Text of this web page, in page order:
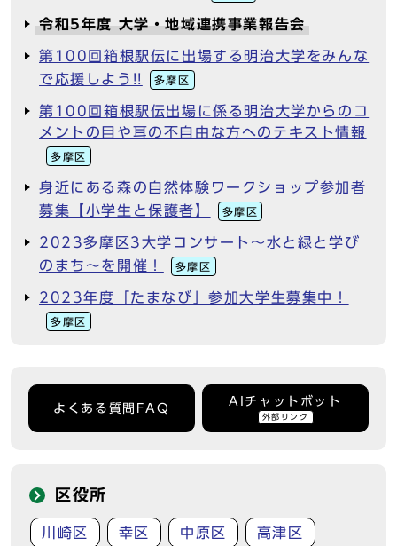
令和5年度 大学・地域連携事業報告会
第100回箱根駅伝に出場する明治大学をみんな
で応援しよう!!
多摩区
第100回箱根駅伝出場に係る明治大学からのコ
メントの目や耳の不自由な方へのテキスト情報
多摩区
身近にある森の自然体験ワークショップ参加者
募集【小学生と保護者】
多摩区
2023多摩区3大学コンサート～水と緑と学び
のまち～を開催！
多摩区
2023年度「たまなび」参加大学生募集中！
多摩区
よくある質問FAQ
AIチャットボット
外部リンク
区役所
川崎区 幸区 中原区 高津区